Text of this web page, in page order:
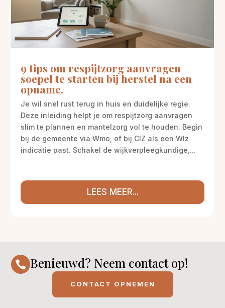
9 tips om respijtzorg aanvragen
soepel te starten bij herstel na een
opname.
Je wil snel rust terug in huis en duidelijke regie.
Deze inleiding helpt je om respijtzorg aanvragen
slim te plannen en mantelzorg vol te houden. Begin
bij de gemeente via Wmo, of bij CIZ als een Wlz
indicatie past. Schakel de wijkverpleegkundige,...
LEES MEER...
 Benieuwd? Neem contact op!
CONTACT OPNEMEN